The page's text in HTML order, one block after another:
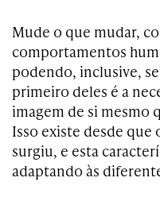
Mude o que mudar,
comportamentos
podendo, inclusive,
primeiro deles é a
imagem de si mesmo
Isso existe desde
surgiu, e esta
adaptando às